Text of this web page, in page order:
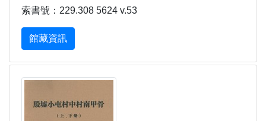
索書號：229.308 5624 v.53
館藏資訊